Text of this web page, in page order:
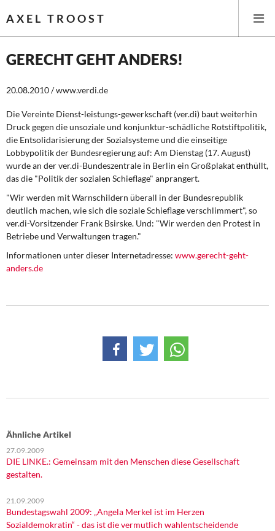
AXEL TROOST
Themen
Leitlinien linker Wirtschafts- und Finanzpolitik
Wirtschaftspolitik
Steuer- und Finanzpolitik
Öffentliche Infrastruktur und Daseinsvorsorge
Eurokrise und Griechenland
Rosa-Luxemburg-Stiftung
Über mich
Kontakt
GERECHT GEHT ANDERS!
20.08.2010 / www.verdi.de
Die Vereinte Dienst-leistungs-gewerkschaft (ver.di) baut weiterhin
Druck gegen die unsoziale und konjunktur-schädliche Rotstiftpolitik,
die Entsolidarisierung der Sozialsysteme und die einseitige
Lobbypolitik der Bundesregierung auf: Am Dienstag (17. August)
wurde an der ver.di-Bundeszentrale in Berlin ein Großplakat enthüllt,
das die "Politik der sozialen Schieflage" anprangert.
"Wir werden mit Warnschildern überall in der Bundesrepublik
deutlich machen, wie sich die soziale Schieflage verschlimmert", so
ver.di-Vorsitzender Frank Bsirske. Und: "Wir werden den Protest in
Betriebe und Verwaltungen tragen."
Informationen unter dieser Internetadresse: www.gerecht-geht-
anders.de
Ähnliche Artikel
27.09.2009
DIE LINKE.: Gemeinsam mit den Menschen diese Gesellschaft
gestalten.
21.09.2009
Bundestagswahl 2009: „Angela Merkel ist im Herzen
Sozialdemokratin“ - das ist die vermutlich wahlentscheidende